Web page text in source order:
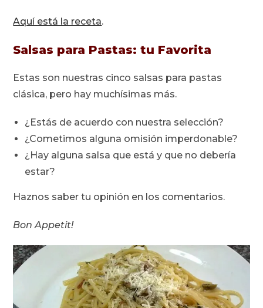
Aquí está la receta.
Salsas para Pastas: tu Favorita
Estas son nuestras cinco salsas para pastas
clásica, pero hay muchísimas más.
¿Estás de acuerdo con nuestra selección?
¿Cometimos alguna omisión imperdonable?
¿Hay alguna salsa que está y que no debería
estar?
Haznos saber tu opinión en los comentarios.
Bon Appetit!